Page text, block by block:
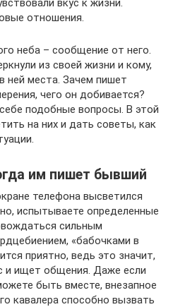
отношения.
неба – сообщение от него.
из своей жизни и кому,
ней места. Зачем пишет
чего он добивается?
подобные вопросы. В этой
на них и дать советы, как
им пишет бывший
телефона высветился
испытываете определенные
сильным
«бабочками в
приятно, ведь это значит,
и ищет общения. Даже если
быть вместе, внезапное
кавалера способно вызвать